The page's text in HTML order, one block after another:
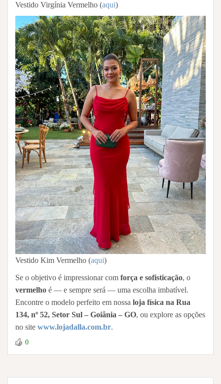
Vestido Virgínia Vermelho (aqui)
Vestido Kim Vermelho (aqui)
Se o objetivo é impressionar com força e sofisticação, o
vermelho é — e sempre será — uma escolha imbatível.
Encontre o modelo perfeito em nossa loja física na Rua
134, nº 52, Setor Sul – Goiânia – GO, ou explore as opções
no site www.lojadalla.com.br.
0